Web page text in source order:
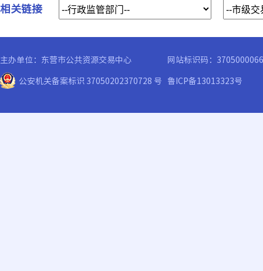
相关链接
主办单位：东营市公共资源交易中心
网站标识码：3705000066
公安机关备案标识 37050202370728 号 鲁ICP备13013323号